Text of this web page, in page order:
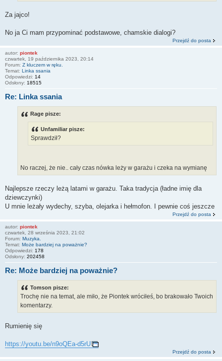
Za jajco!
No ja Ci mam przypominać podstawowe, chamskie dialogi?
Przejdź do posta
autor: piontek
czwartek, 19 października 2023, 20:14
Forum: Z kluczem w ręku.
Temat: Linka ssania
Odpowiedzi: 14
Odsłony: 18515
Re: Linka ssania
Rage pisze:
Unfamiliar pisze:
Sprawdził?
No raczej, że nie.. cały czas nówka leży w garażu i czeka na wymianę
Najlepsze rzeczy leżą latami w garażu. Taka tradycja (ładne imię dla
dziewczynki)
U mnie leżały wydechy, szyba, olejarka i hełmofon. I pewnie coś jeszcze
Przejdź do posta
autor: piontek
czwartek, 28 września 2023, 21:02
Forum: Muzyka.
Temat: Może bardziej na poważnie?
Odpowiedzi: 178
Odsłony: 202458
Re: Może bardziej na poważnie?
Tomson pisze:
Trochę nie na temat, ale miło, że Piontek wróciłeś, bo brakowało Twoich
komentarzy.
Rumienię się
https://youtu.be/n9oQEa-d5rU
Przejdź do posta